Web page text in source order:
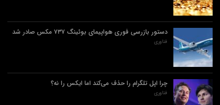
دستور بازرسی فوری هواپیمای بوئینگ ۷۳۷ مکس صادر شد
فناوری
چرا اپل تلگرام را حذف می‌کند اما ایکس را نه؟
فناوری